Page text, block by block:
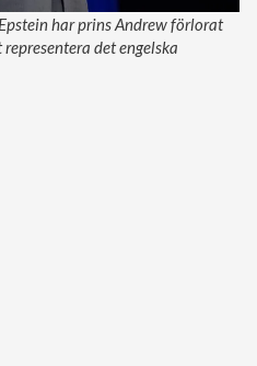
har prins Andrew förlorat
det engelska